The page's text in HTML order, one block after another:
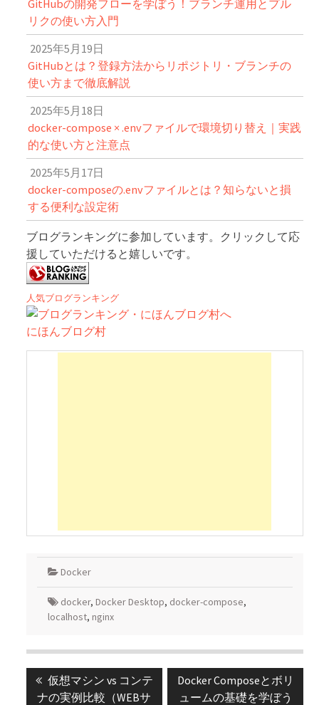
GitHubの開発フローを学ぼう！ブランチ運用とプル
リクの使い方入門
2025年5月19日
GitHubとは？登録方法からリポジトリ・ブランチの
使い方まで徹底解説
2025年5月18日
docker-compose × .envファイルで環境切り替え｜実践
的な使い方と注意点
2025年5月17日
docker-composeの.envファイルとは？知らないと損
する便利な設定術
ブログランキングに参加しています。クリックして応
援していただけると嬉しいです。
人気ブログランキング
にほんブログ村
Docker
docker, Docker Desktop, docker-compose,
localhost, nginx
稿 Previous
post:
仮想マシン vs コンテ
ナの実例比較（WEBサ
Next
post:
Docker Composeとボリ
ュームの基礎を学ぼう